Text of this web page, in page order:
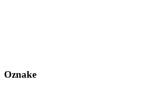
Oznake